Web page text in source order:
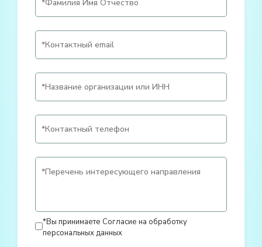
*Вы принимаете Согласие на обработку
персональных данных